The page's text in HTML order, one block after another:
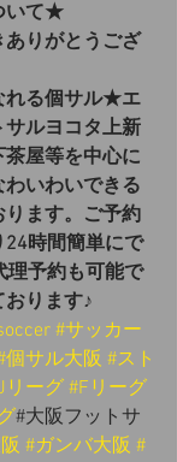
いて★
りがとうござ
れる個サル★エ
ルヨコタ上新
屋等を中心に
いわいできる
ます。ご予約
時間簡単にで
理予約も可能で
ります♪
#サッカー
個サル大阪 #スト
リーグ #Fリーグ
#大阪フットサ
#ガンバ大阪 #